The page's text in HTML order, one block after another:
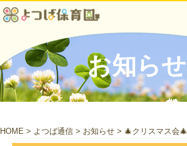
お知らせ
HOME > よつば通信 > お知らせ > 🎄クリスマス会🎄